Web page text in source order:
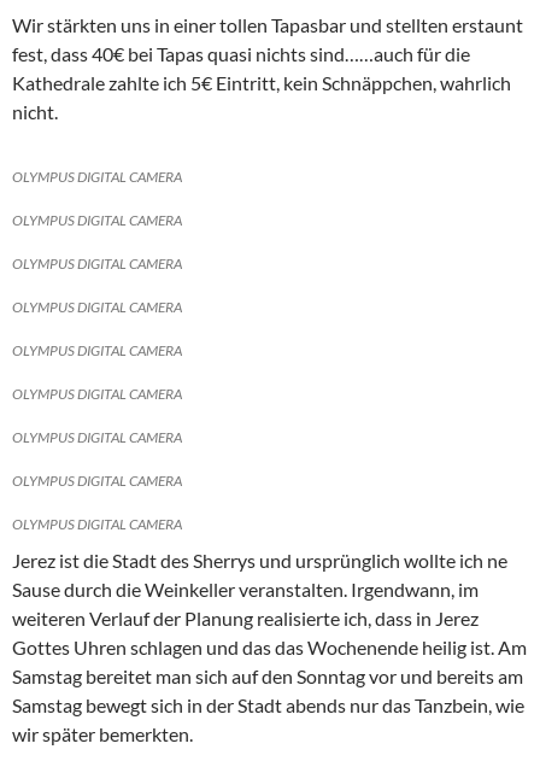
Wir stärkten uns in einer tollen Tapasbar und stellten erstaunt
fest, dass 40€ bei Tapas quasi nichts sind……auch für die
Kathedrale zahlte ich 5€ Eintritt, kein Schnäppchen, wahrlich
nicht.
OLYMPUS DIGITAL CAMERA
OLYMPUS DIGITAL CAMERA
OLYMPUS DIGITAL CAMERA
OLYMPUS DIGITAL CAMERA
OLYMPUS DIGITAL CAMERA
OLYMPUS DIGITAL CAMERA
OLYMPUS DIGITAL CAMERA
OLYMPUS DIGITAL CAMERA
OLYMPUS DIGITAL CAMERA
Jerez ist die Stadt des Sherrys und ursprünglich wollte ich ne
Sause durch die Weinkeller veranstalten. Irgendwann, im
weiteren Verlauf der Planung realisierte ich, dass in Jerez
Gottes Uhren schlagen und das das Wochenende heilig ist. Am
Samstag bereitet man sich auf den Sonntag vor und bereits am
Samstag bewegt sich in der Stadt abends nur das Tanzbein, wie
wir später bemerkten.